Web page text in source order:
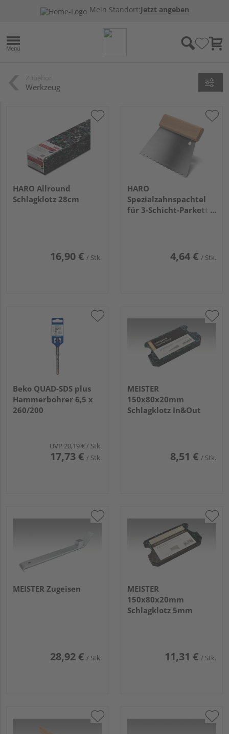
Mein Standort:Jetzt angeben
Werkzeug
HARO Allround
Schlagklotz 28cm
16,90 € / Stk.
HARO
Spezialzahnspachtel
für 3-Schicht-Parkett
4,64 € / Stk.
Beko QUAD-SDS plus
Hammerbohrer 6,5 x
260/200
UVP 20,19 €/ Stk.
17,73 € / Stk.
MEISTER
150x80x20mm
Schlagklotz In&Out
8,51 € / Stk.
MEISTER Zugeisen
28,92 € / Stk.
MEISTER
150x80x20mm
Schlagklotz 5mm
11,31 € / Stk.